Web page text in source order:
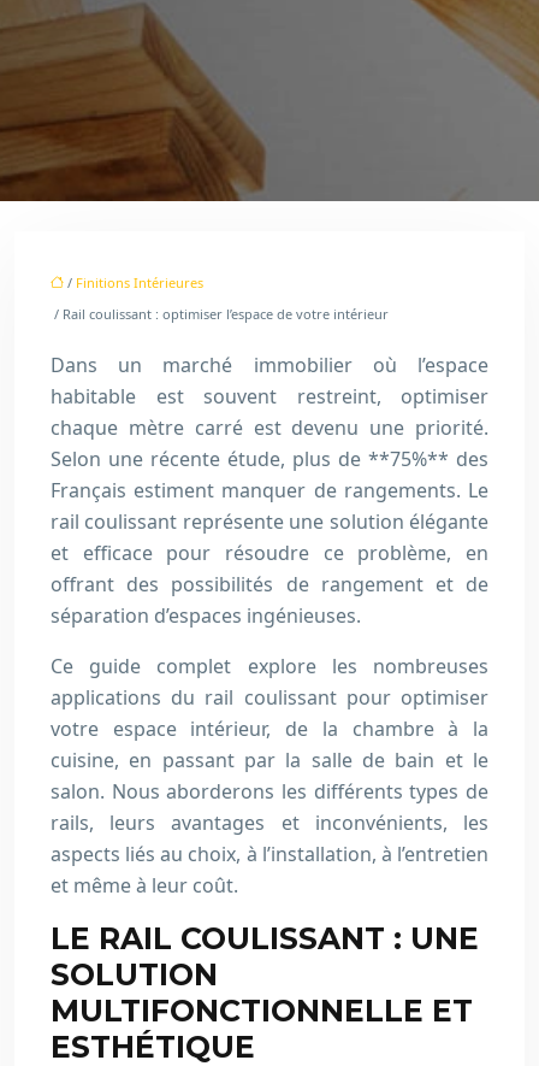
/ Finitions Intérieures
/ Rail coulissant : optimiser l’espace de votre intérieur
Dans un marché immobilier où l’espace
habitable est souvent restreint, optimiser
chaque mètre carré est devenu une priorité.
Selon une récente étude, plus de **75%** des
Français estiment manquer de rangements. Le
rail coulissant représente une solution élégante
et efficace pour résoudre ce problème, en
offrant des possibilités de rangement et de
séparation d’espaces ingénieuses.
Ce guide complet explore les nombreuses
applications du rail coulissant pour optimiser
votre espace intérieur, de la chambre à la
cuisine, en passant par la salle de bain et le
salon. Nous aborderons les différents types de
rails, leurs avantages et inconvénients, les
aspects liés au choix, à l’installation, à l’entretien
et même à leur coût.
LE RAIL COULISSANT : UNE
SOLUTION
MULTIFONCTIONNELLE ET
ESTHÉTIQUE